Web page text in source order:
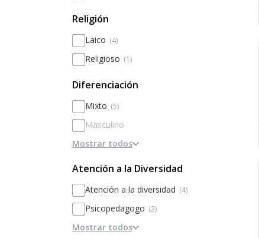
Religión
Laico (4)
Religioso (1)
Diferenciación
Mixto (5)
Masculino
Femenino
Diferenciado por sexos
Mostrar todos
Atención a la Diversidad
Atención a la diversidad (4)
Psicopedagogo (2)
Discapacidad motora
Mostrar todos